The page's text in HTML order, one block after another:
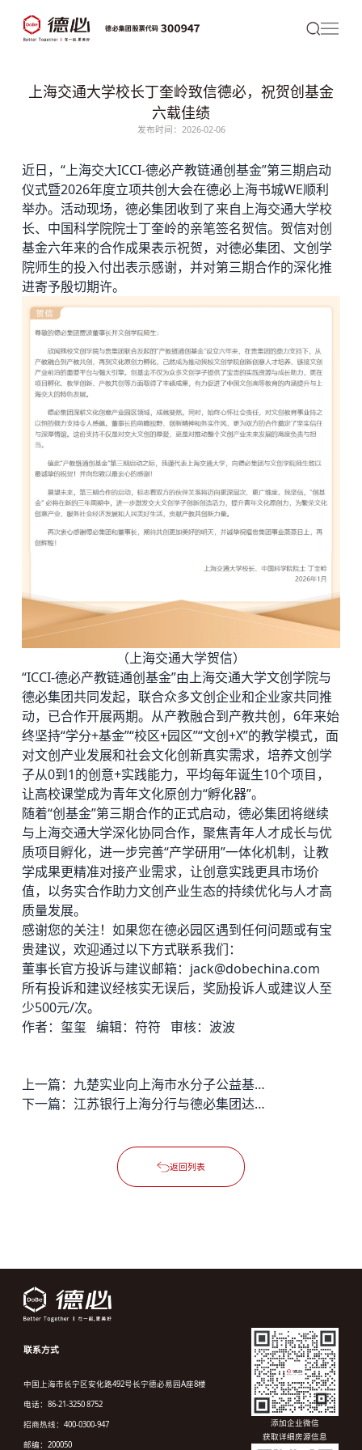
上海交通大学校长丁奎岭致信德必，祝贺创基金
六载佳绩
发布时间：2026-02-06
近日，“上海交大ICCI-德必产教链通创基金”第三期启动
仪式暨2026年度立项共创大会在德必上海书城WE顺利
举办。活动现场，德必集团收到了来自上海交通大学校
长、中国科学院院士丁奎岭的亲笔签名贺信。贺信对创
基金六年来的合作成果表示祝贺，对德必集团、文创学
院师生的投入付出表示感谢，并对第三期合作的深化推
进寄予殷切期许。
（上海交通大学贺信）
“ICCI-德必产教链通创基金”由上海交通大学文创学院与
德必集团共同发起，联合众多文创企业和企业家共同推
动，已合作开展两期。从产教融合到产教共创，6年来始
终坚持“学分+基金”“校区+园区”“文创+X”的教学模式，面
对文创产业发展和社会文化创新真实需求，培养文创学
子从0到1的创意+实践能力，平均每年诞生10个项目，
让高校课堂成为青年文化原创力“孵化器”。
随着“创基金”第三期合作的正式启动，德必集团将继续
与上海交通大学深化协同合作，聚焦青年人才成长与优
质项目孵化，进一步完善“产学研用”一体化机制，让教
学成果更精准对接产业需求，让创意实践更具市场价
值，以务实合作助力文创产业生态的持续优化与人才高
质量发展。
感谢您的关注！如果您在德必园区遇到任何问题或有宝
贵建议，欢迎通过以下方式联系我们：
董事长官方投诉与建议邮箱：jack@dobechina.com
所有投诉和建议经核实无误后，奖励投诉人或建议人至
少500元/次。
作者：玺玺 编辑：符符 审核：波波
上一篇：
九楚实业向上海市水分子公益基金会捐赠，助力复旦大学大气与海洋科学人才培养
下一篇：
江苏银行上海分行与德必集团达成战略合作，1亿元“知质贷”综合授信赋能园区金融生态
返回列表
联系方式
中国上海市长宁区安化路492号长宁德必易园A座8楼
电话：86-21-3250 8752
招商热线：400-0300-947
邮编：200050
添加企业微信
获取详细房源信息